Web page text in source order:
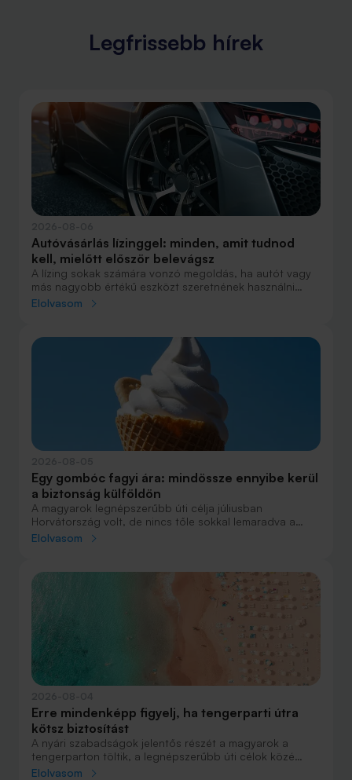
Legfrissebb hírek
Autóvásárlás lízinggel: minden, amit tudnod
kell, mielőtt először belevágsz
A lízing sokak számára vonzó megoldás, ha autót vagy
más nagyobb értékű eszközt szeretnének használni
anélkül, hogy azt egy összegben ki kellene fizetniük.
fogalmak közül, amelyekkel biztosan találkozol.
Elolvasom
Egy gombóc fagyi ára: mindössze ennyibe kerül
a biztonság külföldön
A magyarok legnépszerűbb úti célja júliusban
Horvátország volt, de nincs tőle sokkal lemaradva a
júniust megnyerő Olaszország sem. A tengerparti
nyaralásnak, mint repülővel.
Elolvasom
Erre mindenképp figyelj, ha tengerparti útra
kötsz biztosítást
A nyári szabadságok jelentős részét a magyarok a
tengerparton töltik, a legnépszerűbb úti célok közé
Horvátország, Olaszország és Görögország tartozik. A
Elolvasom